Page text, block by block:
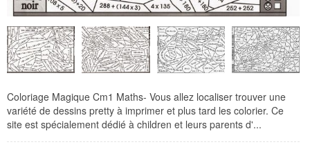
Coloriage Magique Cm1 Maths- Vous allez localiser trouver une
variété de dessins pretty à imprimer et plus tard les colorier. Ce
site est spécialement dédié à children et leurs parents d'...